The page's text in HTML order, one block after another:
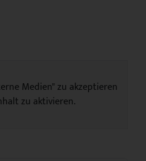
Medien" zu akzeptieren
zu aktivieren.